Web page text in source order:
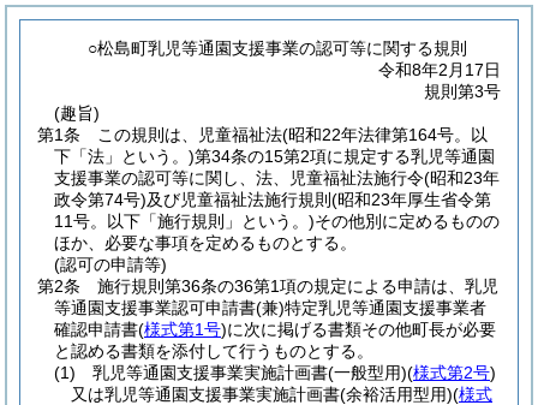
○松島町乳児等通園支援事業の認可等に関する規則
令和8年2月17日
規則第3号
(趣旨)
第1条
この規則は、児童福祉法(昭和22年法律第164号。以
下「法」という。)第34条の15第2項に規定する乳児等通園
支援事業の認可等に関し、法、児童福祉法施行令(昭和23年
政令第74号)及び児童福祉法施行規則 (昭和23年厚生省令第
11号。以下「施行規則」という。)その他別に定めるものの
ほか、必要な事項を定めるものとする。
(認可の申請等)
第2条
施行規則第36条の36第1項の規定による申請は、乳児
等通園支援事業認可申請書(兼)特定乳児等通園支援事業者
確認申請書(様式第1号)に次に掲げる書類その他町長が必要
と認める書類を添付して行うものとする。
(1)
乳児等通園支援事業実施計画書(一般型用)(様式第2号)
又は乳児等通園支援事業実施計画書(余裕活用型用)(様式